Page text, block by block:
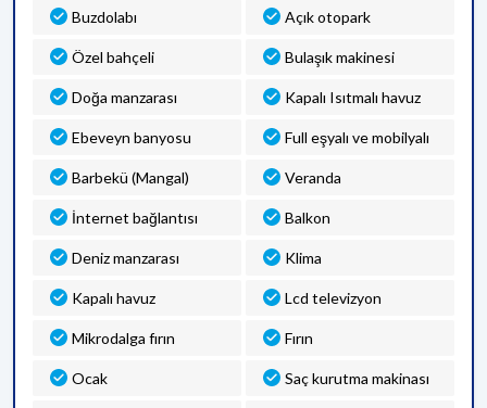
Buzdolabı Açık otopark
Özel bahçeli Bulaşık makinesi
Doğa manzarası Kapalı Isıtmalı havuz
Ebeveyn banyosu Full eşyalı ve mobilyalı
Barbekü (Mangal) Veranda
İnternet bağlantısı Balkon
Deniz manzarası Klima
Kapalı havuz Lcd televizyon
Mikrodalga fırın Fırın
Ocak Saç kurutma makinası